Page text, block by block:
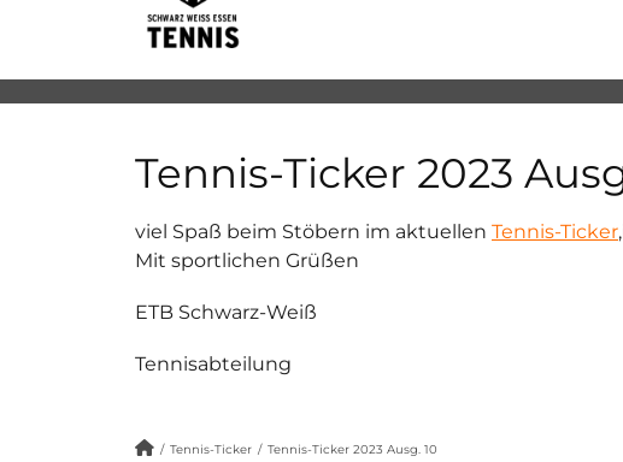
Tennis-Ticker 2023
viel Spaß beim Stöbern im aktuellen Tennis-Ticker
Mit sportlichen Grüßen
ETB Schwarz-Weiß
Tennisabteilung
/ Tennis-Ticker / Tennis-Ticker 2023 Ausg. 10